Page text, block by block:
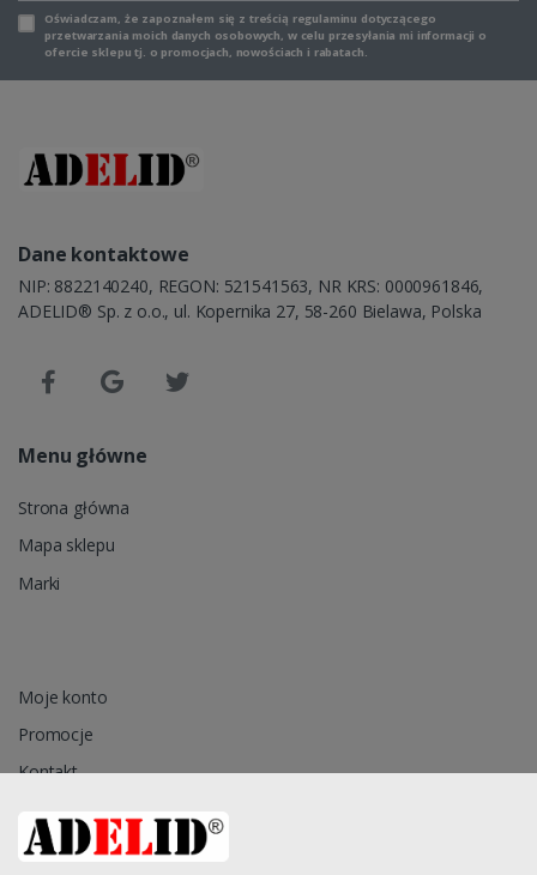
Oświadczam, że zapoznałem się z treścią regulaminu dotyczącego
przetwarzania moich danych osobowych, w celu przesyłania mi informacji o
ofercie sklepu tj. o promocjach, nowościach i rabatach.
Dane kontaktowe
NIP: 8822140240, REGON: 521541563, NR KRS: 0000961846,
ADELID® Sp. z o.o., ul. Kopernika 27, 58-260 Bielawa, Polska
Menu główne
Strona główna
Mapa sklepu
Marki
Moje konto
Promocje
Kontakt